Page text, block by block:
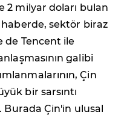
2 milyar doları bulan
haberde, sektör biraz
de Tencent ile
galibi
Çin
bir sarsıntı
Burada Çin'in ulusal